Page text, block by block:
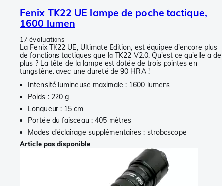
Fenix TK22 UE lampe de poche tactique,
1600 lumen
17 évaluations
La Fenix TK22 UE, Ultimate Edition, est équipée d'encore plus
de fonctions tactiques que la TK22 V2.0. Qu'est ce qu'elle a de
plus ? La tête de la lampe est dotée de trois pointes en
tungstène, avec une dureté de 90 HRA !
Intensité lumineuse maximale : 1600 lumens
Poids : 220 g
Longueur : 15 cm
Portée du faisceau : 405 mètres
Modes d'éclairage supplémentaires : stroboscope
Article pas disponible